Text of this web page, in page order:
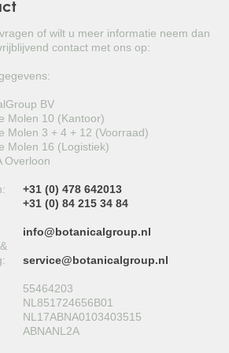
TRACHYCARPUS FORTUNEI
YUCCA ROSTRATA
TAXUS CUSPIDATA
OVERIGE
PINUS BREPO
PINUS SYLVESTRIS 'WATERERI'
of wilt u meer informatie neem dan
contact met ons op:
BV
Molen 10 (Kantoor)
Molen 3 + 4 + 12 (Voorraad)
Molen 16 (Logistiek)
Overloon
+31 (0) 478 642013
+31 (0) 84 215 34 84
info@botanicalgroup.nl
service@botanicalgroup.nl
55464203
NL851724656B01
NL17ABNA0103403515
ABNANL2A